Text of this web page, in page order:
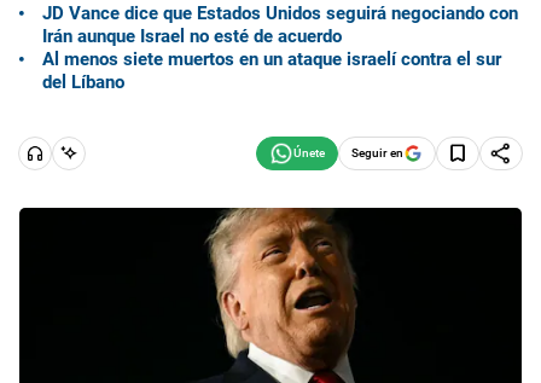
JD Vance dice que Estados Unidos seguirá negociando con
Irán aunque Israel no esté de acuerdo
Al menos siete muertos en un ataque israelí contra el sur
del Líbano
Seguir en